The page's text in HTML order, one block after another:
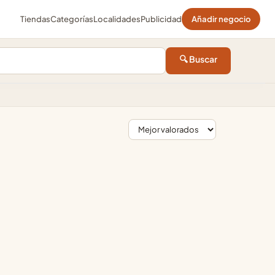
TiendasCategoríasLocalidadesPublicidad Añadir negocio
🔍 Buscar